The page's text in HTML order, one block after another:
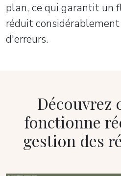
plan, ce qui garantit un
réduit
d'erreurs.
Découvrez
fonctionne
gestion des